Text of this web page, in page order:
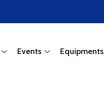
Events Equipments